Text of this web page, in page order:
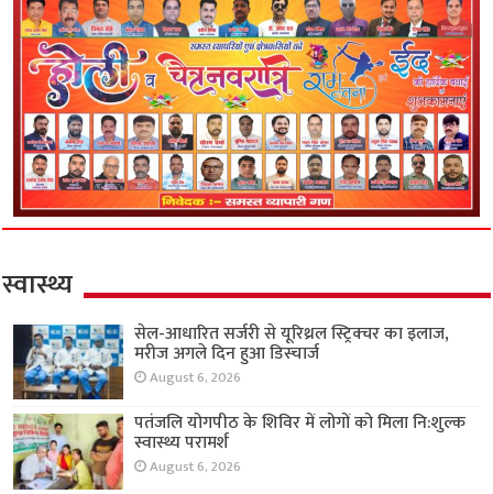
स्वास्थ्य
सेल-आधारित सर्जरी से यूरिथ्रल स्ट्रिक्चर का इलाज,
मरीज अगले दिन हुआ डिस्चार्ज
August 6, 2026
पतंजलि योगपीठ के शिविर में लोगों को मिला नि:शुल्क
स्वास्थ्य परामर्श
August 6, 2026